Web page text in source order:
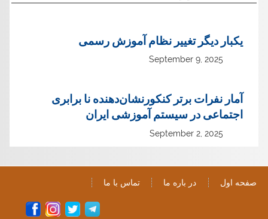
یک‏بار دیگر تغییر نظام آموزش رسمی
September 9, 2025
آمار نفرات برتر کنکورنشان‌دهنده نا برابری
اجتماعی در سیستم آموزشی ایران
September 2, 2025
صفحه اول در باره ما تماس با ما